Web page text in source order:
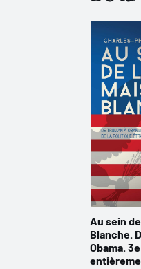
Au sein
Blanche.
Obama.